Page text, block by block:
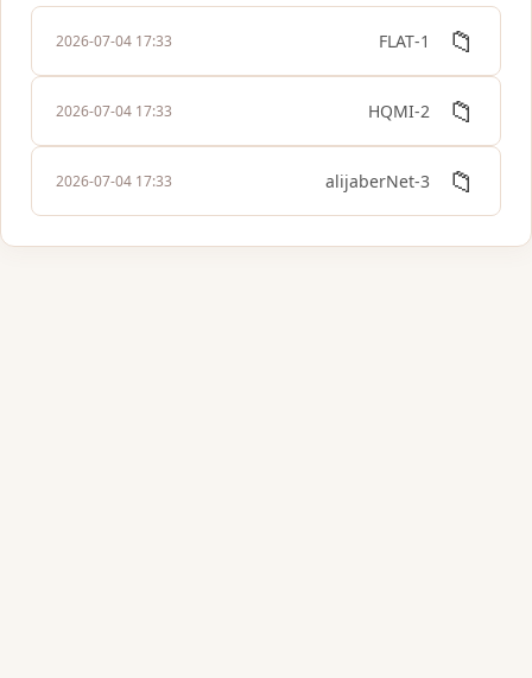
📁
1-FLAT
2026-07-04 17:33
📁
2-HQMI
2026-07-04 17:33
📁
3-alijaberNet
2026-07-04 17:33